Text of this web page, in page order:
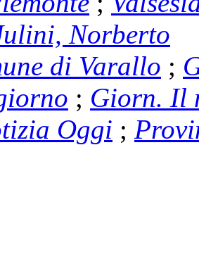
Norberto
di Varallo ;
; Giorn. Il
Oggi ;